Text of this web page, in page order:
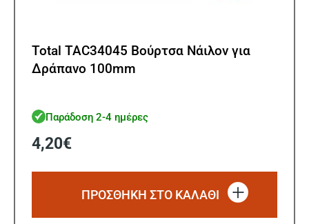
Total TAC34045 Βούρτσα Νάιλον για
Δράπανο 100mm
Παράδοση 2-4 ημέρες
4,20€
ΠΡΟΣΘΗΚΗ ΣΤΟ ΚΑΛΑΘΙ